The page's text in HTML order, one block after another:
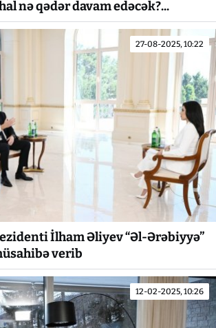
nə qədər davam edəcək?...
27-08-2025, 10:22
İlham Əliyev “Əl-Ərəbiyyə”
verib
12-02-2025, 10:26